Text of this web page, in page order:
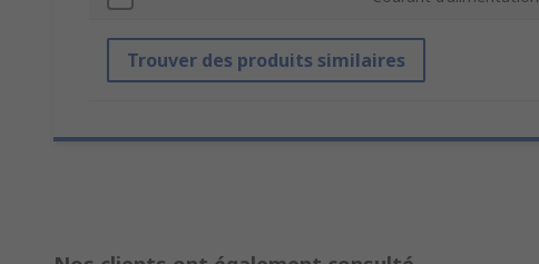
Trouver des produits similaires